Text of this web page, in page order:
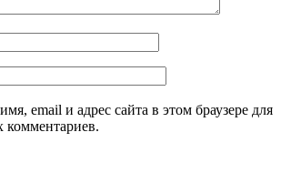
email и адрес сайта в этом браузере для